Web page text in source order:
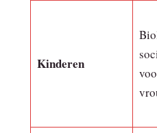
Kinderen